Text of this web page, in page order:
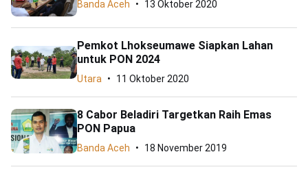
Banda Aceh 13 Oktober 2020
Pemkot Lhokseumawe Siapkan Lahan
untuk PON 2024
Utara 11 Oktober 2020
8 Cabor Beladiri Targetkan Raih Emas
PON Papua
Banda Aceh 18 November 2019